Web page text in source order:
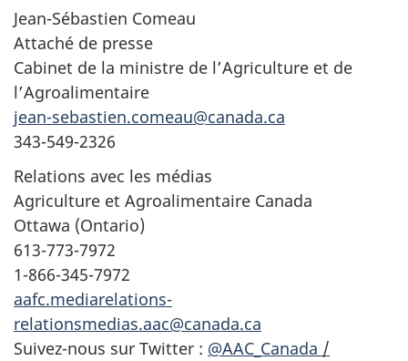
Jean-Sébastien Comeau
Attaché de presse
Cabinet de la ministre de l’Agriculture et de
l’Agroalimentaire
jean-sebastien.comeau@canada.ca
343-549-2326
Relations avec les médias
Agriculture et Agroalimentaire Canada
Ottawa (Ontario)
613-773-7972
1-866-345-7972
aafc.mediarelations-
relationsmedias.aac@canada.ca
Suivez-nous sur Twitter : @AAC_Canada /